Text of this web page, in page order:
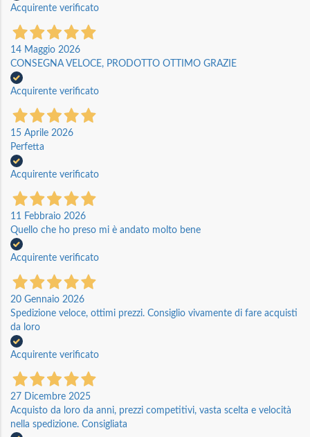
Acquirente verificato
14 Maggio 2026
CONSEGNA VELOCE, PRODOTTO OTTIMO GRAZIE
Acquirente verificato
15 Aprile 2026
Perfetta
Acquirente verificato
11 Febbraio 2026
Quello che ho preso mi è andato molto bene
Acquirente verificato
20 Gennaio 2026
Spedizione veloce, ottimi prezzi. Consiglio vivamente di fare acquisti
da loro
Acquirente verificato
27 Dicembre 2025
Acquisto da loro da anni, prezzi competitivi, vasta scelta e velocità
nella spedizione. Consigliata